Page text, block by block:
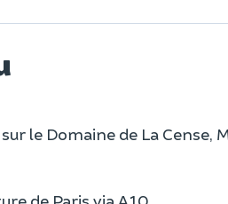
le Domaine de La Cense,